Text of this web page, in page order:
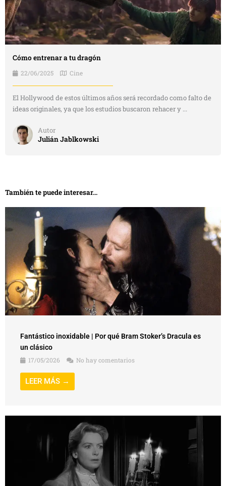
Cómo entrenar a tu dragón
22/06/2025 Cine
El Hollywood de estos últimos años será recordado como falto de
ideas originales, ya que los estudios buscaron rehacer y ...
Autor
Julián Jablkowski
También te puede interesar...
Fantástico inoxidable | Por qué Bram Stoker’s Dracula es
un clásico
17/05/2026
No hay comentarios
LEER MÁS →